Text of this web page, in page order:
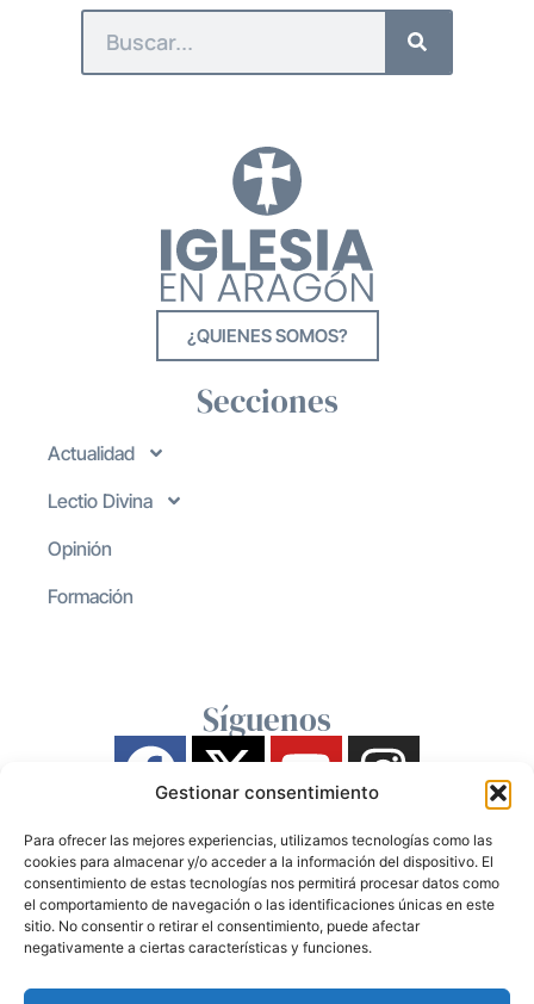
Gestionar consentimiento
Para ofrecer las mejores experiencias, utilizamos tecnologías como las
cookies para almacenar y/o acceder a la información del dispositivo. El
consentimiento de estas tecnologías nos permitirá procesar datos como
el comportamiento de navegación o las identificaciones únicas en este
sitio. No consentir o retirar el consentimiento, puede afectar
negativamente a ciertas características y funciones.
¿QUIENES SOMOS?
Secciones
Actualidad
Lectio Divina
Opinión
Formación
Síguenos